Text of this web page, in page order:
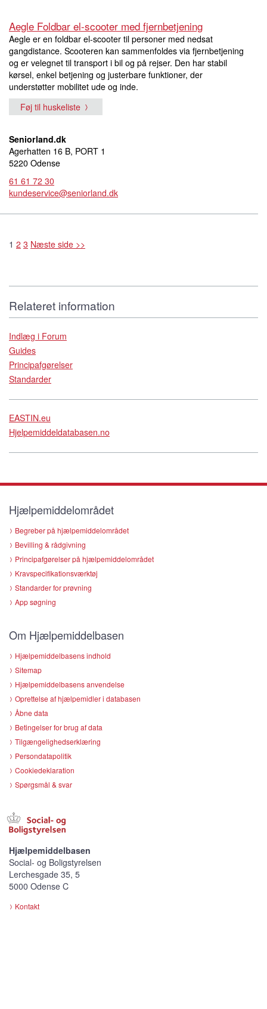
Aegle Foldbar el-scooter med fjernbetjening
Aegle er en foldbar el-scooter til personer med nedsat
gangdistance. Scooteren kan sammenfoldes via fjernbetjening
og er velegnet til transport i bil og på rejser. Den har stabil
kørsel, enkel betjening og justerbare funktioner, der
understøtter mobilitet ude og inde.
Føj til huskeliste
Seniorland.dk
Agerhatten 16 B, PORT 1
5220 Odense
61 61 72 30
kundeservice@seniorland.dk
1 2 3 Næste side >>
Relateret information
Indlæg i Forum
Guides
Principafgørelser
Standarder
EASTIN.eu
Hjelpemiddeldatabasen.no
Hjælpemiddelområdet
Begreber på hjælpemiddelområdet
Bevilling & rådgivning
Principafgørelser på hjælpemiddelområdet
Kravspecifikationsværktøj
Standarder for prøvning
App søgning
Om Hjælpemiddelbasen
Hjælpemiddelbasens indhold
Sitemap
Hjælpemiddelbasens anvendelse
Oprettelse af hjælpemidler i databasen
Åbne data
Betingelser for brug af data
Tilgængelighedserklæring
Persondatapolitik
Cookiedeklaration
Spørgsmål & svar
Hjælpemiddelbasen
Social- og Boligstyrelsen
Lerchesgade 35, 5
5000 Odense C
Kontakt